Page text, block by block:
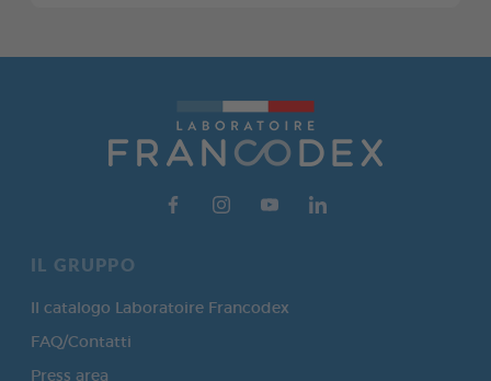
IL GRUPPO
Il catalogo Laboratoire Francodex
FAQ/Contatti
Press area